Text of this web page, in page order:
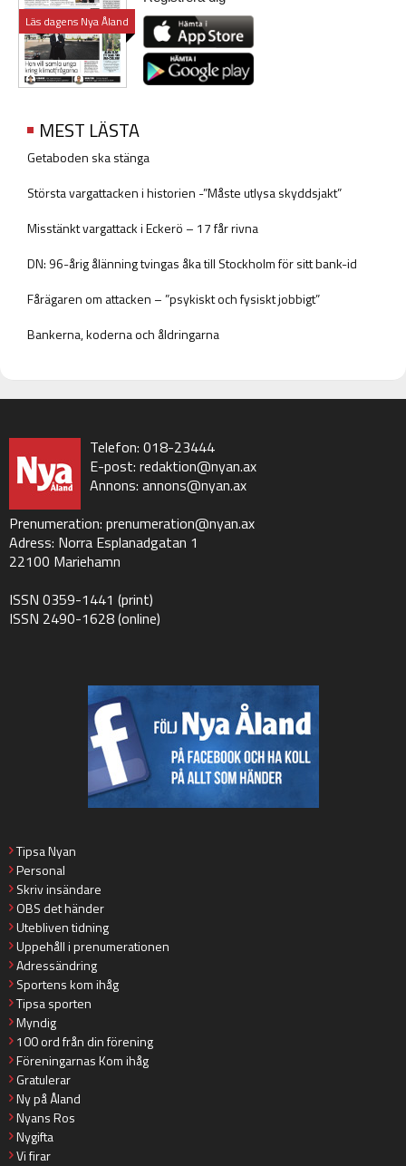
Läs dagens Nya Åland
MEST LÄSTA
Getaboden ska stänga
Största vargattacken i historien -”Måste utlysa skyddsjakt”
Misstänkt vargattack i Eckerö – 17 får rivna
DN: 96-årig ålänning tvingas åka till Stockholm för sitt bank-id
Fårägaren om attacken – ”psykiskt och fysiskt jobbigt”
Bankerna, koderna och åldringarna
Telefon: 018-23444
E-post: redaktion@nyan.ax
Annons: annons@nyan.ax
Prenumeration: prenumeration@nyan.ax
Adress: Norra Esplanadgatan 1
22100 Mariehamn
ISSN 0359-1441 (print)
ISSN 2490-1628 (online)
Tipsa Nyan
Personal
Skriv insändare
OBS det händer
Utebliven tidning
Uppehåll i prenumerationen
Adressändring
Sportens kom ihåg
Tipsa sporten
Myndig
100 ord från din förening
Föreningarnas Kom ihåg
Gratulerar
Ny på Åland
Nyans Ros
Nygifta
Vi firar